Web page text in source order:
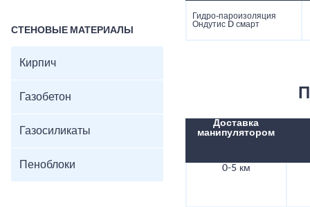
СТЕНОВЫЕ МАТЕРИАЛЫ
Кирпич
Газобетон
Газосиликаты
Пеноблоки
Гидро-пароизоляция
Ондутис D смарт
Доставка
манипулятором
0-5 км